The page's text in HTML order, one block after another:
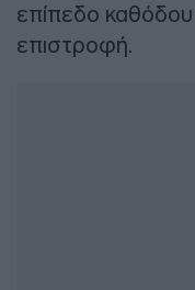
επίπεδο καθόδου
επιστροφή.